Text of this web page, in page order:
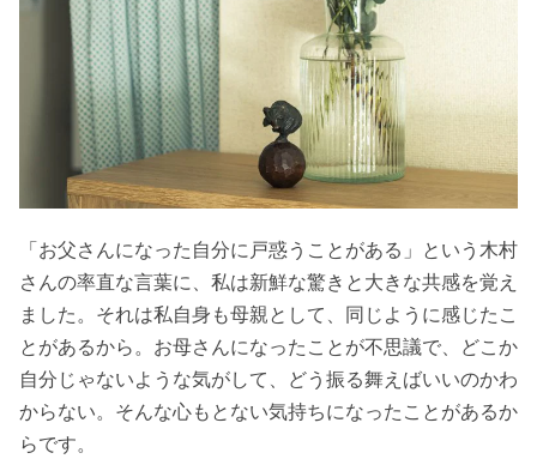
「お父さんになった自分に戸惑うことがある」という木村
さんの率直な言葉に、私は新鮮な驚きと大きな共感を覚え
ました。それは私自身も母親として、同じように感じたこ
とがあるから。お母さんになったことが不思議で、どこか
自分じゃないような気がして、どう振る舞えばいいのかわ
からない。そんな心もとない気持ちになったことがあるか
らです。